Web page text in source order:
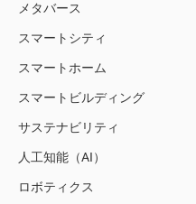
メタバース
スマートシティ
スマートホーム
スマートビルディング
サステナビリティ
人工知能（AI）
ロボティクス